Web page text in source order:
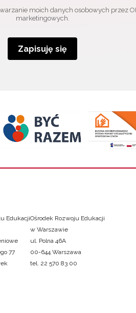
moich danych osobowych przez
marketingowych.
Zapisuję się
Edukacji
77
Ośrodek Rozwoju Edukacji
w Warszawie
ul. Polna 46A
00-644 Warszawa
tel. 22 570 83 00